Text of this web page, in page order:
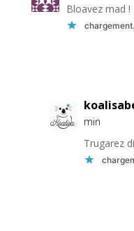
Bloavez mad !
min
Trugarez